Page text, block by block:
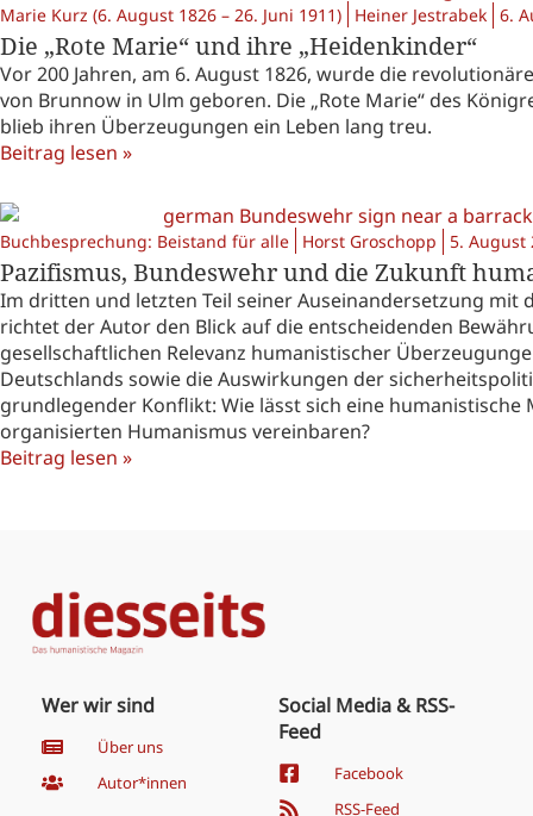
Marie Kurz (6. August 1826 – 26. Juni 1911) Heiner Jestrabek 6.
Die „Rote Marie“ und ihre „Heidenkinder“
Vor 200 Jahren, am 6. August 1826, wurde die
von Brunnow in Ulm geboren. Die „Rote Marie“ des
blieb ihren Überzeugungen ein Leben lang treu.
Beitrag lesen »
Buchbesprechung: Beistand für alle Horst Groschopp 5. August
Pazifismus, Bundeswehr und die Zukunft
Im dritten und letzten Teil seiner Auseinandersetzung
richtet der Autor den Blick auf die entscheidenden
gesellschaftlichen Relevanz humanistischer
Deutschlands sowie die Auswirkungen der
grundlegender Konflikt: Wie lässt sich eine
organisierten Humanismus vereinbaren?
Beitrag lesen »
Wer wir sind
Über uns
Autor*innen
Social Media & RSS-
Feed
Facebook
RSS-Feed